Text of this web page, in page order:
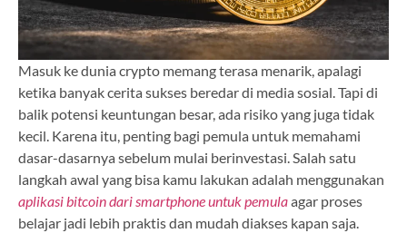
Masuk ke dunia crypto memang terasa menarik, apalagi
ketika banyak cerita sukses beredar di media sosial. Tapi di
balik potensi keuntungan besar, ada risiko yang juga tidak
kecil. Karena itu, penting bagi pemula untuk memahami
dasar-dasarnya sebelum mulai berinvestasi. Salah satu
langkah awal yang bisa kamu lakukan adalah menggunakan
aplikasi bitcoin dari smartphone untuk pemulaagar proses
belajar jadi lebih praktis dan mudah diakses kapan saja.